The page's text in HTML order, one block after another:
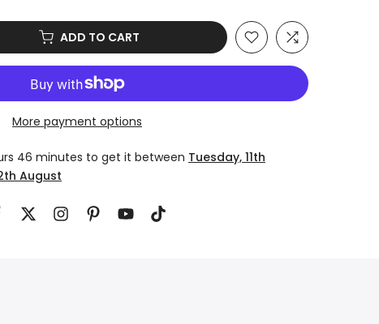
ADD TO CART
More payment options
46 minutes to get it between Tuesday, 11th
August